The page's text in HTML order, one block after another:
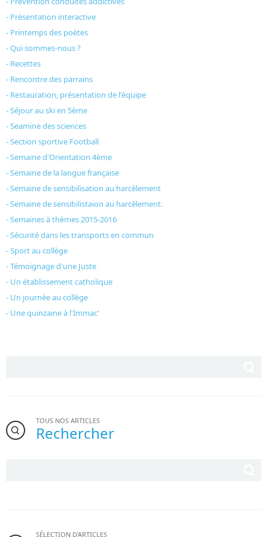
- Présentation interactive
- Printemps des poètes
- Qui sommes-nous ?
- Recettes
- Rencontre des parrains
- Restauration, présentation de l'équipe
- Séjour au ski en 5ème
- Seamine des sciences
- Section sportive Football
- Semaine d'Orientation 4ème
- Semaine de la langue française
- Semaine de sensibilisation au harcèlement
- Semaine de sensibilistaion au harcèlement.
- Semaines à thèmes 2015-2016
- Sécurité dans les transports en commun
- Sport au collège
- Témoignage d'une Juste
- Un établissement catholique
- Un journée au collège
- Une quinzaine à l'Immac'
TOUS NOS ARTICLES
Rechercher
SÉLECTION D'ARTICLES